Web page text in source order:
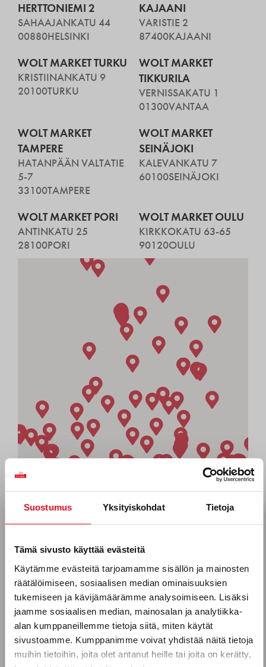
Suostumus Yksityiskohdat Tietoja
Tämä sivusto käyttää evästeitä
Käytämme evästeitä tarjoamamme sisällön ja mainosten
räätälöimiseen, sosiaalisen median ominaisuuksien
tukemiseen ja kävijämäärämme analysoimiseen. Lisäksi
jaamme sosiaalisen median, mainosalan ja analytiikka-
alan kumppaneillemme tietoja siitä, miten käytät
sivustoamme. Kumppanimme voivat yhdistää näitä tietoja
muihin tietoihin, joita olet antanut heille tai joita on kerätty,
HERTTONIEMI 2
SAHAAJANKATU 44
00880HELSINKI
KAJAANI
VARISTIE 2
87400KAJAANI
WOLT MARKET TURKU
KRISTIINANKATU 9
20100TURKU
WOLT MARKET
TIKKURILA
VERNISSAKATU 1
01300VANTAA
WOLT MARKET
TAMPERE
HATANPÄÄN VALTATIE
5-7
33100TAMPERE
WOLT MARKET
SEINÄJOKI
KALEVANKATU 7
60100SEINÄJOKI
WOLT MARKET PORI
ANTINKATU 25
28100PORI
WOLT MARKET OULU
KIRKKOKATU 63-65
90120OULU
Tilaa uutiskirjeemme
Puhelinnumero
Mitkä seuraavista aihealueista